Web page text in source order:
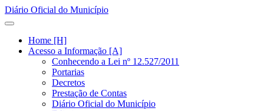
Diário Oficial do Município
Home [H]
Acesso a Informação [A]
Conhecendo a Lei nº 12.527/2011
Portarias
Decretos
Prestação de Contas
Diário Oficial do Município